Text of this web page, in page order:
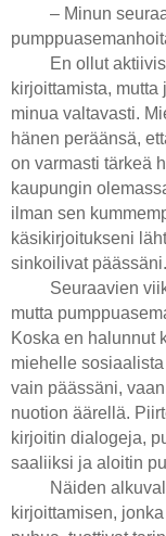
– Minun
En ollut
kirjoittamista,
minua valtavasti.
hänen peräänsä,
on varmasti tärkeä
kaupungin
ilman sen
käsikirjoitukseni
sinkoilivat päässäni.
Seuraavien
mutta
Koska en halunnut
miehelle
vain päässäni,
nuotion äärellä.
kirjoitin dialogeja,
saaliiksi ja aloitin
Näiden
kirjoittamisen,